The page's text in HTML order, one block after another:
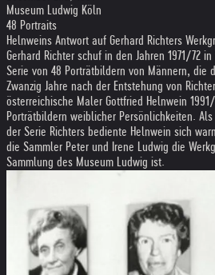
Museum Ludwig Köln
48 Portraits
Helnweins Antwort auf Gerhard Richters
Gerhard Richter schuf in den Jahren 1971/72
Serie von 48 Porträtbildern von Männern, die
Zwanzig Jahre nach der Entstehung von
österreichische Maler Gottfried Helnwein
Porträtbildern weiblicher Persönlichkeiten.
der Serie Richters bediente Helnwein sich
die Sammler Peter und Irene Ludwig die
Sammlung des Museum Ludwig ist.